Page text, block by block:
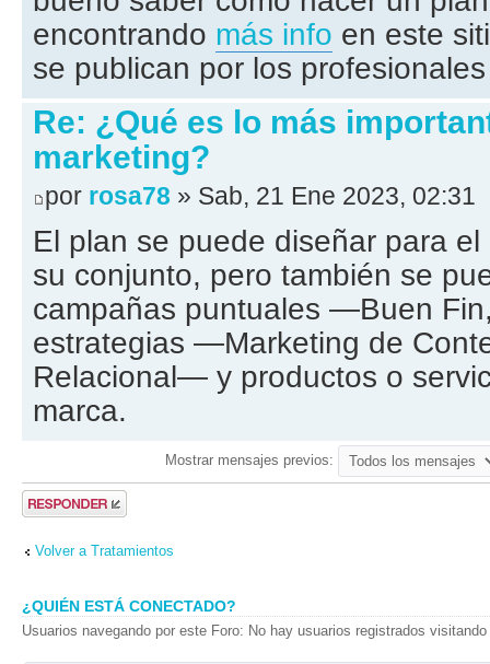
encontrando más info en este
se publican por los
Re: ¿Qué es lo más
marketing?
por rosa78 » Sab, 21 Ene 2023, 02:31
El plan se puede diseñar para
su conjunto, pero también se
campañas puntuales —Buen
estrategias —Marketing de
Relacional— y productos o
marca.
Mostrar mensajes previos:
Publicar una
respuesta
Volver a Tratamientos
¿QUIÉN ESTÁ CONECTADO?
Usuarios navegando por este Foro: No hay usuarios registrados